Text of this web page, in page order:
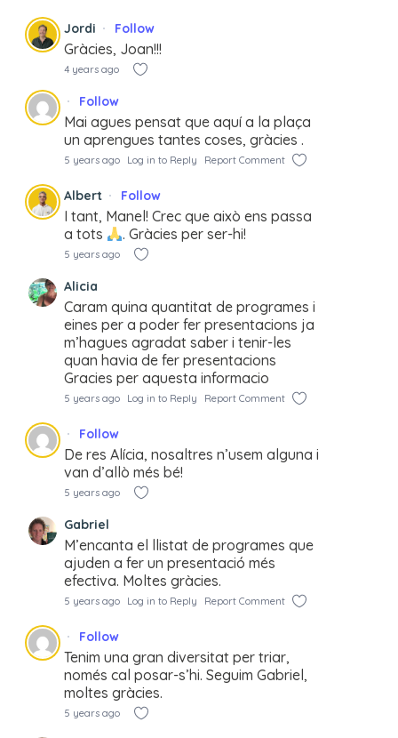
Jordi Follow
Gràcies, Joan!!!
4 years ago
Follow
Mai agues pensat que aquí a la plaça
un aprengues tantes coses, gràcies .
5 years ago Log in to Reply Report Comment
Albert Follow
I tant, Manel! Crec que això ens passa
a tots
. Gràcies per ser-hi!
5 years ago
Alicia
Caram quina quantitat de programes i
eines per a poder fer presentacions ja
m’hagues agradat saber i tenir-les
quan havia de fer presentacions
Gracies per aquesta informacio
5 years ago Log in to Reply Report Comment
Follow
De res Alícia, nosaltres n’usem alguna i
van d’allò més bé!
5 years ago
Gabriel
M’encanta el llistat de programes que
ajuden a fer un presentació més
efectiva. Moltes gràcies.
5 years ago Log in to Reply Report Comment
Follow
Tenim una gran diversitat per triar,
només cal posar-s’hi. Seguim Gabriel,
moltes gràcies.
5 years ago